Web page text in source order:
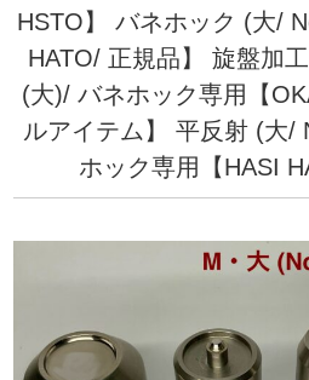
HSTO】
バネホック (大/
HATO/ 正規品】
旋盤加
(大)/ バネホック専用【
ルアイテム】
平反射 (大/
ホック専用【HASI